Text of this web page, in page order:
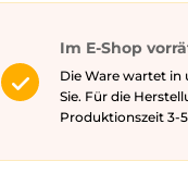
Im E-Shop
Die Ware wartet in
Sie. Für die
Produktionszeit 3-